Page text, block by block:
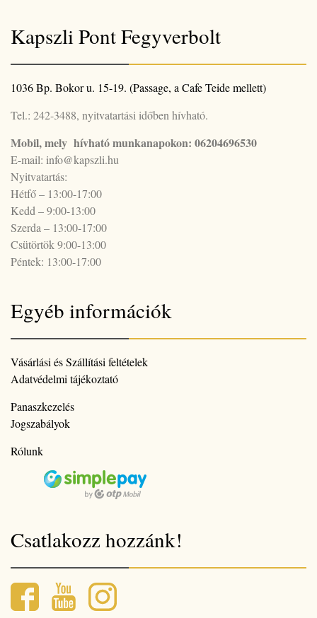
Kapszli Pont Fegyverbolt
1036 Bp. Bokor u. 15-19. (Passage, a Cafe Teide mellett)
Tel.: 242-3488, nyitvatartási időben hívható.
Mobil, mely hívható munkanapokon: 06204696530
E-mail: info@kapszli.hu
Nyitvatartás:
Hétfő – 13:00-17:00
Kedd – 9:00-13:00
Szerda – 13:00-17:00
Csütörtök 9:00-13:00
Péntek: 13:00-17:00
Egyéb információk
Vásárlási és Szállítási feltételek
Adatvédelmi tájékoztató
Panaszkezelés
Jogszabályok
Rólunk
Csatlakozz hozzánk!